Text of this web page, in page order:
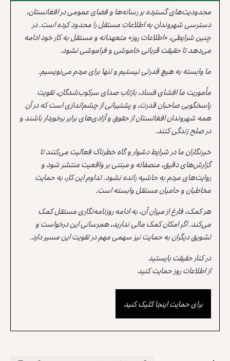
محدودیت‌های گسترده بر رسانه‌ها و فضای عمومی در افغانستان،
دسترسی شهروندان به اطلاعات مستقل را محدود کرده است. در
چنین شرایطی، «اطلاعات روز» متعهدانه و مستقل به کار خود ادامه
می‌دهد تا حقیقت قربانی خاموشی و فراموشی نشود.
ما وابسته به هیچ قدرتی نیستیم و تنها برای مردم می‌نویسیم.
مأموریت ما افشای فساد، بازتاب صدای سرکوب‌شدگان، تقویت
پاسخگویی صاحبان قدرت، و پشتیبانی از چشم‌اندازی است که در آن
همه شهروندان افغانستان از حقوق و آزادی‌های برابر برخوردار باشند و
در صلح زندگی کنند.
خبرنگاران ما در شرایط دشوار و گاه خطرناک فعالیت می‌کنند تا
گزارش‌های دقیق، منصفانه و مبتنی بر واقعیت منتشر شود و
روایت‌های مردم به حاشیه رانده نشود. تداوم این کار، به حمایت
مخاطبان و حامیان مستقل وابسته است.
هر کمک، فارغ از میزان آن، به ادامه روزنامه‌نگاری مستقل کمک
می‌کند. اگر امکان کمک مالی ندارید، همرسانی این درخواست و
تشویق دیگران به حمایت نیز سهمی مهم در تقویت این مسیر دارد.
در کنار حقیقت بایستید
از اطلاعات روز حمایت کنید
برای حمایت اینجا کلیک کنید